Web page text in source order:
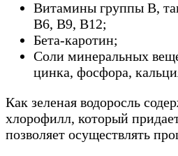
Витамины группы В,
В6, В9, B12;
Бета-каротин;
Соли минеральных
цинка, фосфора,
Как зеленая водоросль
хлорофилл, который
позволяет осуществлять